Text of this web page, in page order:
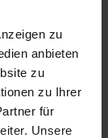
zu
anbieten
zu
zu Ihrer
für
Unsere
19.
Maria